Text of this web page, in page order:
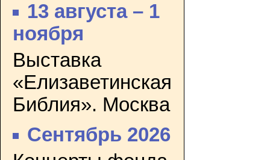
13 августа – 1
ноября
Выставка
«Елизаветинская
Библия». Москва
Сентябрь 2026